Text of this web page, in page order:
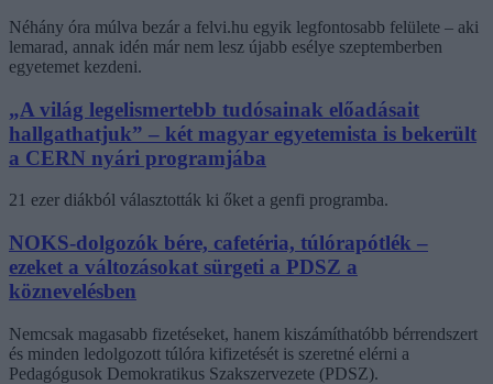
Néhány óra múlva bezár a felvi.hu egyik legfontosabb felülete – aki
lemarad, annak idén már nem lesz újabb esélye szeptemberben
egyetemet kezdeni.
„A világ legelismertebb tudósainak előadásait
hallgathatjuk” – két magyar egyetemista is bekerült
a CERN nyári programjába
21 ezer diákból választották ki őket a genfi programba.
NOKS-dolgozók bére, cafetéria, túlórapótlék –
ezeket a változásokat sürgeti a PDSZ a
köznevelésben
Nemcsak magasabb fizetéseket, hanem kiszámíthatóbb bérrendszert
és minden ledolgozott túlóra kifizetését is szeretné elérni a
Pedagógusok Demokratikus Szakszervezete (PDSZ).